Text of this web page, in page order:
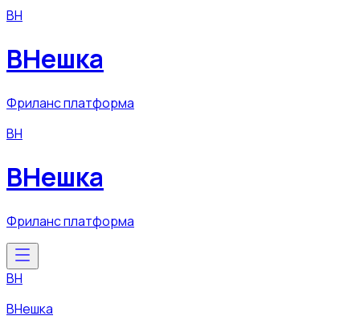
ВН
ВНешка
Фриланс платформа
ВН
ВНешка
Фриланс платформа
ВН
ВНешка